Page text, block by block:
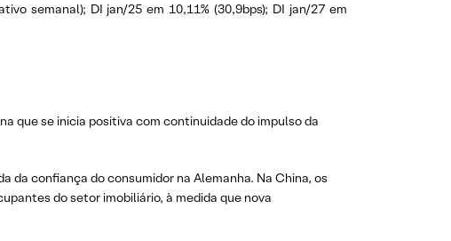
semanal); DI jan/25 em 10,11% (30,9bps); DI jan/27 em
que se inicia positiva com continuidade do impulso da
da confiança do consumidor na Alemanha. Na China, os
do setor imobiliário, à medida que nova